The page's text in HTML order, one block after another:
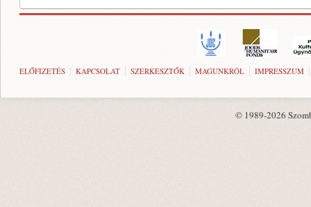
ELŐFIZETÉS KAPCSOLAT SZERKESZTŐK MAGUNKRÓL IMPRESSZUM
© 1989-2026